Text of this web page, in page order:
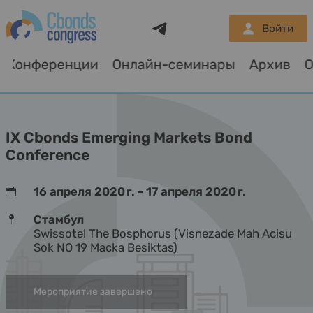
Конференции Онлайн-семинары Архив
Войти
IX Cbonds Emerging Markets Bond
Conference
16 апреля 2020 г. - 17 апреля 2020 г.
Стамбул
Swissotel The Bosphorus (Visnezade Mah Acisu
Sok NO 19 Macka Besiktas)
Мероприятие завершено